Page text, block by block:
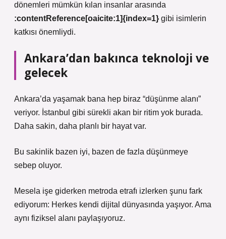
dönemleri mümkün kılan insanlar arasında
:contentReference[oaicite:1]{index=1} gibi isimlerin
katkısı önemliydi.
Ankara’dan bakınca teknoloji ve
gelecek
Ankara’da yaşamak bana hep biraz “düşünme alanı”
veriyor. İstanbul gibi sürekli akan bir ritim yok burada.
Daha sakin, daha planlı bir hayat var.
Bu sakinlik bazen iyi, bazen de fazla düşünmeye
sebep oluyor.
Mesela işe giderken metroda etrafı izlerken şunu fark
ediyorum: Herkes kendi dijital dünyasında yaşıyor. Ama
aynı fiziksel alanı paylaşıyoruz.